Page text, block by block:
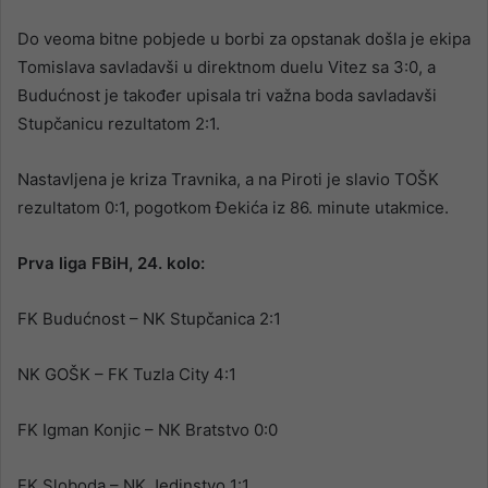
Do veoma bitne pobjede u borbi za opstanak došla je ekipa
Tomislava savladavši u direktnom duelu Vitez sa 3:0, a
Budućnost je također upisala tri važna boda savladavši
Stupčanicu rezultatom 2:1.
Nastavljena je kriza Travnika, a na Piroti je slavio TOŠK
rezultatom 0:1, pogotkom Đekića iz 86. minute utakmice.
Prva liga FBiH, 24. kolo:
FK Budućnost – NK Stupčanica 2:1
NK GOŠK – FK Tuzla City 4:1
FK Igman Konjic – NK Bratstvo 0:0